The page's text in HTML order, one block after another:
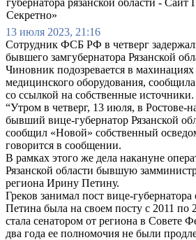
13 июля 2023, 21:16
Сотрудник ФСБ РФ в четверг
бывшего замгубернатора Рязанской
Чиновник подозревается в махинациях
медицинского оборудования, сообщила
со ссылкой на собственные источники.
“Утром в четверг, 13 июля, в Ростове-
бывший вице-губернатор Рязанской
сообщил «Новой» собственный
говорится в сообщении.
В рамках этого же дела накануне
Рязанской области бывшую
региона Ирину Петину.
Греков занимал пост вице-
Петина была на своем посту с 2011 по
стала сенатором от региона в Совете
два года ее полномочия не были